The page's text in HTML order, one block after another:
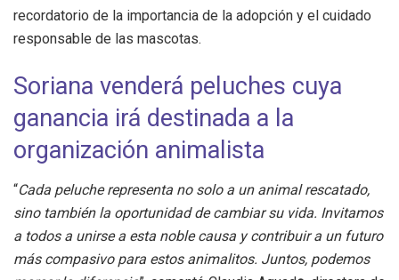
recordatorio de la importancia de la adopción y el cuidado
responsable de las mascotas.
Soriana venderá peluches cuya
ganancia irá destinada a la
organización animalista
“Cada peluche representa no solo a un animal rescatado,
sino también la oportunidad de cambiar su vida. Invitamos
a todos a unirse a esta noble causa y contribuir a un futuro
más compasivo para estos animalitos. Juntos, podemos